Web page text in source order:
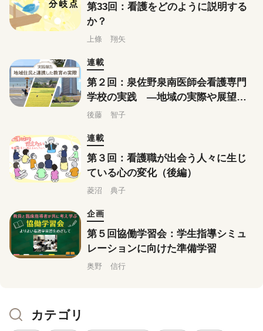
第33回：看護をどのように説明する
か？
上條 翔矢
連載
第２回：泉佐野泉南医師会看護専門
学校の実践 ―地域の実際や展望、
誇りを学ぶ「泉州地域学」
後藤 智子
連載
第３回：看護職が出会う人々に生じ
ている心の変化（後編）
菱沼 典子
企画
第５回協働学習会：学生指導シミュ
レーションに向けた準備学習
奥野 信行
カテゴリ